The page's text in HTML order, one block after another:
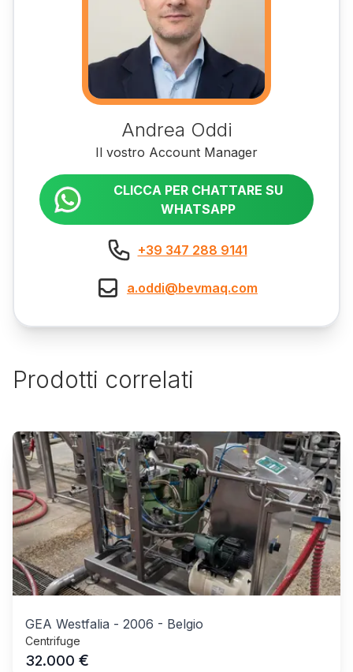
Andrea Oddi
Il vostro Account Manager
CLICCA PER CHATTARE SU
WHATSAPP
+39 347 288 9141
a.oddi@bevmaq.com
Prodotti correlati
GEA Westfalia - 2006 - Belgio
Centrifuge
32.000 €